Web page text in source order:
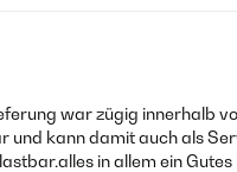
war zügig
und kann damit auch als
in allem ein